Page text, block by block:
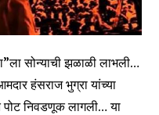
सोन्याची झळाळी लाभली…
हंसराज भुग्रा यांच्या
पोट निवडणूक लागली… या